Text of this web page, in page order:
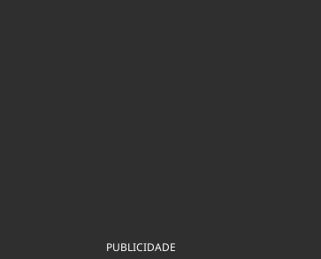
PUBLICIDADE